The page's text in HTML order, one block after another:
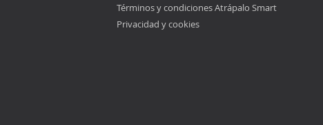
Términos y condiciones Atrápalo Smart
Privacidad y cookies